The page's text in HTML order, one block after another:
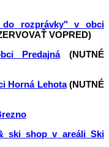
do rozprávky" v obci
VOPRED)
Predajná(NUTNÉ
Horná Lehota(NUTNÉ
ski shop v areáli Ski